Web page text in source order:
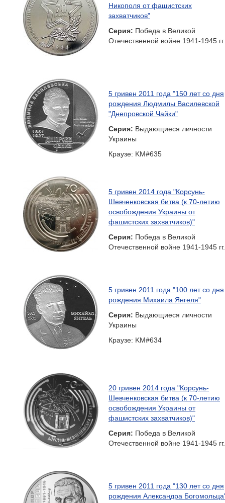
Никополя от фашистских
захватчиков"
Серия: Победа в Великой
Отечественной войне 1941-1945 гг.
5 гривен 2011 года "150 лет со дня
рождения Людмилы Василевской
"Днепровской Чайки"
Серия: Выдающиеся личности
Украины
Краузе: KM#635
5 гривен 2014 года "Корсунь-
Шевченковская битва (к 70-летию
освобождения Украины от
фашистских захватчиков)"
Серия: Победа в Великой
Отечественной войне 1941-1945 гг.
5 гривен 2011 года "100 лет со дня
рождения Михаила Янгеля"
Серия: Выдающиеся личности
Украины
Краузе: KM#634
20 гривен 2014 года "Корсунь-
Шевченковская битва (к 70-летию
освобождения Украины от
фашистских захватчиков)"
Серия: Победа в Великой
Отечественной войне 1941-1945 гг.
5 гривен 2011 года "130 лет со дня
рождения Александра